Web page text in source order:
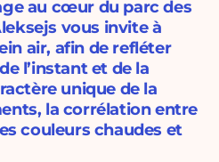
au cœur du parc des
vous invite à
air, afin de refléter
l’instant et de la
unique de la
la corrélation entre
couleurs chaudes et